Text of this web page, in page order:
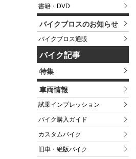
書籍・DVD
バイクブロスのお知らせ
バイクブロス通販
バイク記事
特集
車両情報
試乗インプレッション
バイク購入ガイド
カスタムバイク
旧車・絶版バイク